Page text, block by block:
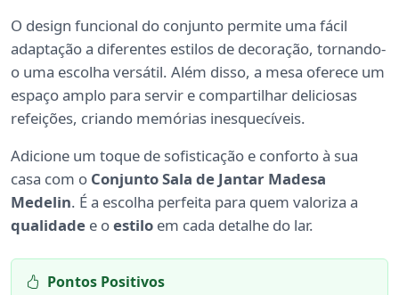
O design funcional do conjunto permite uma fácil
adaptação a diferentes estilos de decoração, tornando-
o uma escolha versátil. Além disso, a mesa oferece um
espaço amplo para servir e compartilhar deliciosas
refeições, criando memórias inesquecíveis.
Adicione um toque de sofisticação e conforto à sua
casa com o Conjunto Sala de Jantar Madesa
Medelin. É a escolha perfeita para quem valoriza a
qualidade e oestilo em cada detalhe do lar.
Pontos Positivos